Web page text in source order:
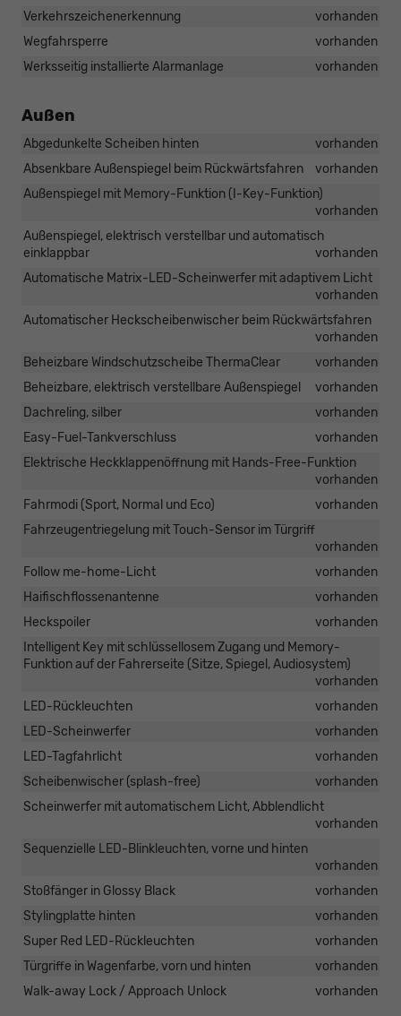
Verkehrszeichenerkennung
vorhanden
Wegfahrsperre
vorhanden
Werksseitig installierte Alarmanlage
vorhanden
Außen
Abgedunkelte Scheiben hinten
vorhanden
Absenkbare Außenspiegel beim Rückwärtsfahren
vorhanden
Außenspiegel mit Memory-Funktion (I-Key-Funktion)
vorhanden
Außenspiegel, elektrisch verstellbar und automatisch
einklappbar
vorhanden
Automatische Matrix-LED-Scheinwerfer mit adaptivem Licht
vorhanden
Automatischer Heckscheibenwischer beim Rückwärtsfahren
vorhanden
Beheizbare Windschutzscheibe ThermaClear
vorhanden
Beheizbare, elektrisch verstellbare Außenspiegel
vorhanden
Dachreling, silber
vorhanden
Easy-Fuel-Tankverschluss
vorhanden
Elektrische Heckklappenöffnung mit Hands-Free-Funktion
vorhanden
Fahrmodi (Sport, Normal und Eco)
vorhanden
Fahrzeugentriegelung mit Touch-Sensor im Türgriff
vorhanden
Follow me-home-Licht
vorhanden
Haifischflossenantenne
vorhanden
Heckspoiler
vorhanden
Intelligent Key mit schlüssellosem Zugang und Memory-
Funktion auf der Fahrerseite (Sitze, Spiegel, Audiosystem)
vorhanden
LED-Rückleuchten
vorhanden
LED-Scheinwerfer
vorhanden
LED-Tagfahrlicht
vorhanden
Scheibenwischer (splash-free)
vorhanden
Scheinwerfer mit automatischem Licht, Abblendlicht
vorhanden
Sequenzielle LED-Blinkleuchten, vorne und hinten
vorhanden
Stoßfänger in Glossy Black
vorhanden
Stylingplatte hinten
vorhanden
Super Red LED-Rückleuchten
vorhanden
Türgriffe in Wagenfarbe, vorn und hinten
vorhanden
Walk-away Lock / Approach Unlock
vorhanden